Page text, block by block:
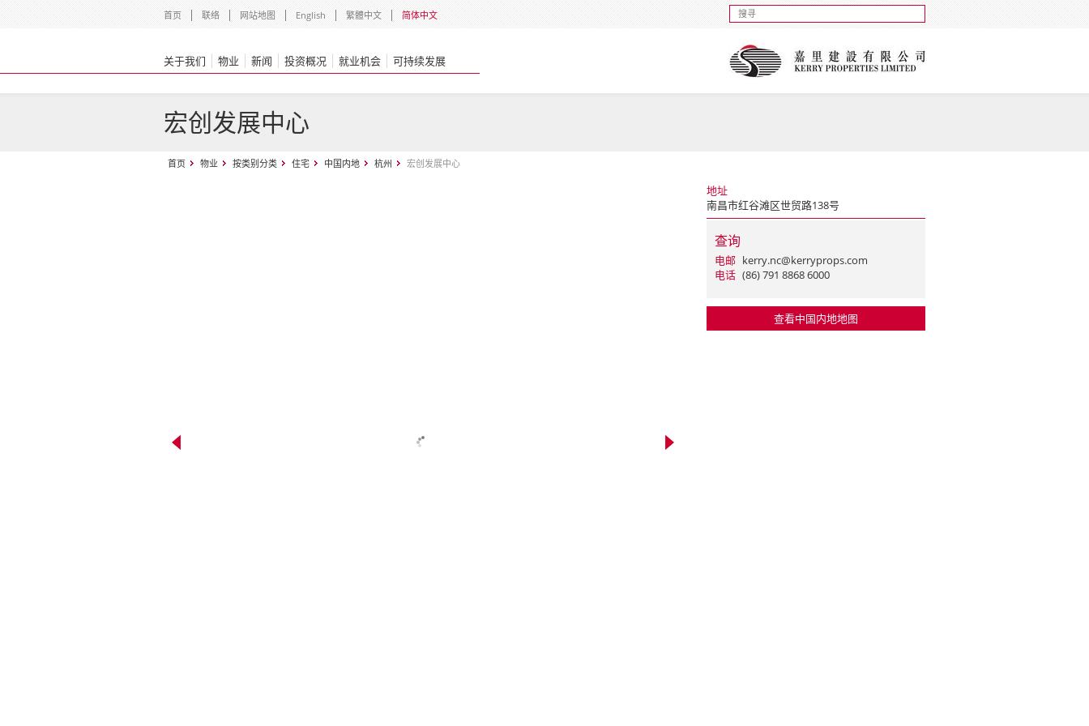
首页 联络 网站地图 English 繁體中文 简体中文
关于我们 物业 新闻 投资概况 就业机会 可持续发展
宏创发展中心
首页 物业 按类别分类 住宅 中国内地 杭州 宏创发展中心
地址
南昌市红谷滩区世贸路138号
查询
电邮 kerry.nc@kerryprops.com
电话 (86) 791 8868 6000
查看中国内地地图